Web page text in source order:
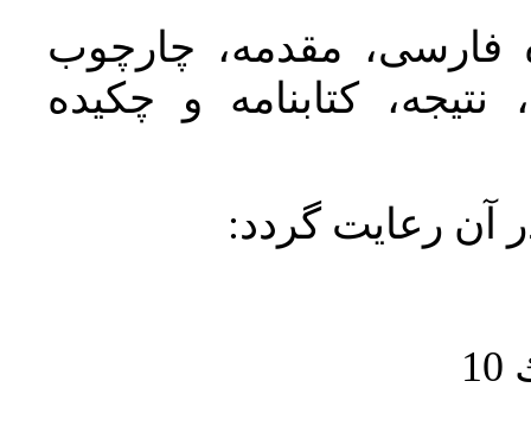
فارسی، مقدمه، چارچوب
کتابنامه و چکیده
آن رعايت گردد: